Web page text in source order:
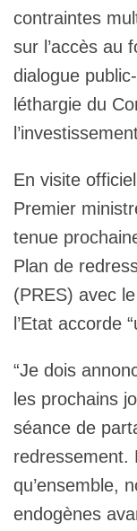
contraintes
sur l’accès au
dialogue
léthargie du
En visite
Premier
tenue
Plan de
(PRES) avec
l’Etat accorde
“Je dois
les prochains
séance de
redressement.
qu’ensemble,
endogènes